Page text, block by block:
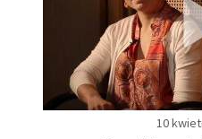
10